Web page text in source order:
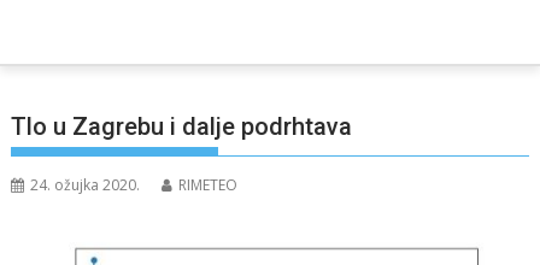
Tlo u Zagrebu i dalje podrhtava
24. ožujka 2020. RIMETEO